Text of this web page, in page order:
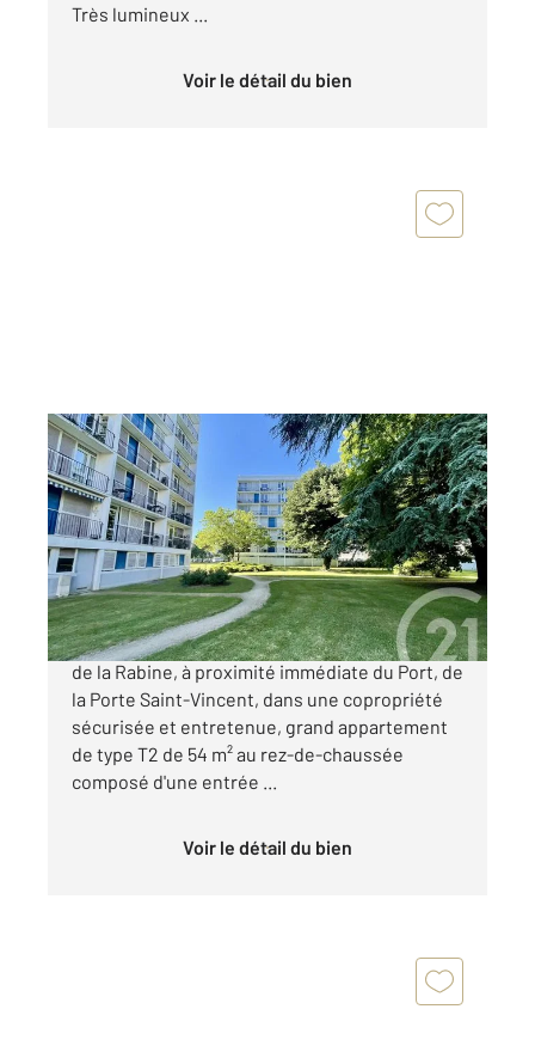
Très lumineux ...
Voir le détail du bien
VANNES 56
54,33 m2, 2 pièces
Ref : 3526
Appartement T2 à vendre
180 000 €
VANNES LA RABINE Le long de la promenade
de la Rabine, à proximité immédiate du Port, de
la Porte Saint-Vincent, dans une copropriété
sécurisée et entretenue, grand appartement
de type T2 de 54 m² au rez-de-chaussée
composé d'une entrée ...
Voir le détail du bien